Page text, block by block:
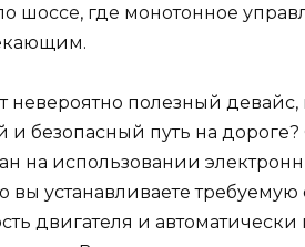
шоссе, где монотонное
невероятно полезный
и безопасный путь на
на использовании
вы устанавливаете требуемую
двигателя и